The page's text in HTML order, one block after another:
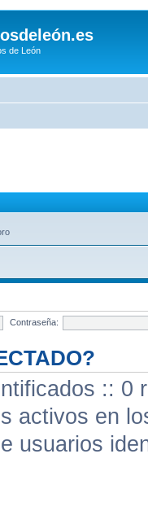
de León
Contraseña:
:: 0
activos en
usuarios